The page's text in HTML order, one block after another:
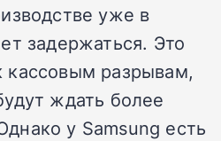
уже в
задержаться. Это
разрывам,
ждать более
у Samsung есть